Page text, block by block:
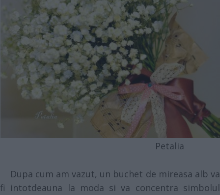
Petalia
Dupa cum am vazut, un buchet de mireasa alb va
fi intotdeauna la moda si va concentra simbolul